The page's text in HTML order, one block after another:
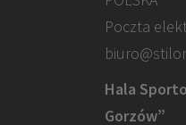
Poczta
Hala
Gorzów”